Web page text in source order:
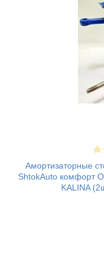
Амортизаторные
ShtokAuto комфорт
KALINA